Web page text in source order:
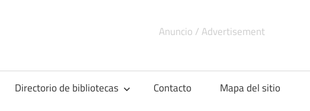
Directorio de bibliotecas Contacto Mapa del sitio